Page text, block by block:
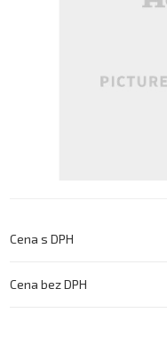
Cena s DPH
Cena bez DPH